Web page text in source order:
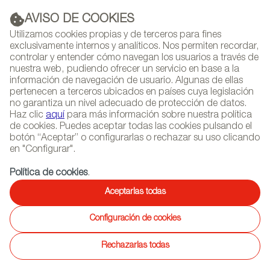
AVISO DE COOKIES
Utilizamos cookies propias y de terceros para fines
exclusivamente internos y analíticos. Nos permiten recordar,
controlar y entender cómo navegan los usuarios a través de
nuestra web, pudiendo ofrecer un servicio en base a la
información de navegación de usuario. Algunas de ellas
pertenecen a terceros ubicados en países cuya legislación
no garantiza un nivel adecuado de protección de datos.
Haz clic aquí para más información sobre nuestra política
de cookies. Puedes aceptar todas las cookies pulsando el
botón “Aceptar” o configurarlas o rechazar su uso clicando
en "Configurar".
Política de cookies.
Aceptarlas todas
Configuración de cookies
Rechazarlas todas
PUBLICIDAD
(+34) 913 497 100 |
NEWSLETTER
AGENDA
22/03/2012 | Düsseldorf (Alemania)
LA OFICINA ECONÓMICA Y
COMERCIAL DE ESPAÑA EN